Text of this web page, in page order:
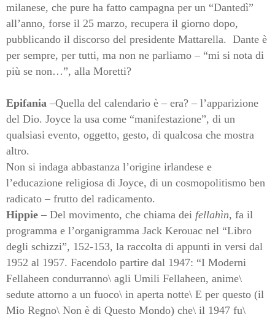
milanese, che pure ha fatto campagna per un “Dantedì”
all’anno, forse il 25 marzo, recupera il giorno dopo,
pubblicando il discorso del presidente Mattarella. Dante è
per sempre, per tutti, ma non ne parliamo – “mi si nota di
più se non…”, alla Moretti?
Epifania –Quella del calendario è – era? – l’apparizione
del Dio. Joyce la usa come “manifestazione”, di un
qualsiasi evento, oggetto, gesto, di qualcosa che mostra
altro.
Non si indaga abbastanza l’origine irlandese e
l’educazione religiosa di Joyce, di un cosmopolitismo ben
radicato – frutto del radicamento.
Hippie – Del movimento, che chiama dei fellahìn, fa il
programma e l’organigramma Jack Kerouac nel “Libro
degli schizzi”, 152-153, la raccolta di appunti in versi dal
1952 al 1957. Facendolo partire dal 1947: “I Moderni
Fellaheen condurranno\ agli Umili Fellaheen, anime\
sedute attorno a un fuoco\ in aperta notte\ E per questo (il
Mio Regno\ Non è di Questo Mondo) che\ il 1947 fu\